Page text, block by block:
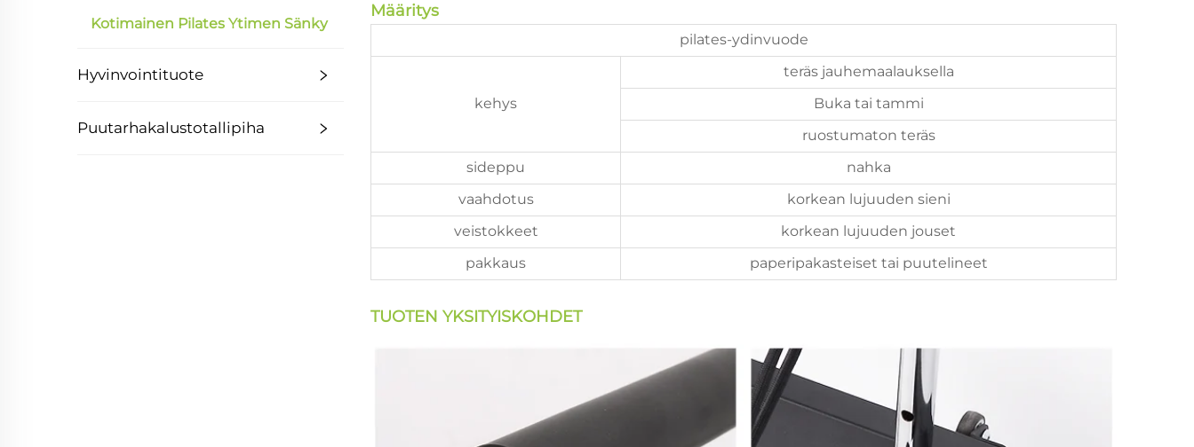
Kotimainen Pilates Ytimen Sänky
Hyvinvointituote
Puutarhakalustotallipiha
Määritys
pilates-ydinvuode
kehys
teräs jauhemaalauksella
Buka tai tammi
ruostumaton teräs
sideppu
nahka
vaahdotus
korkean lujuuden sieni
veistokkeet
korkean lujuuden jouset
pakkaus
paperipakasteiset tai puutelineet
TUOTEN YKSITYISKOHDET